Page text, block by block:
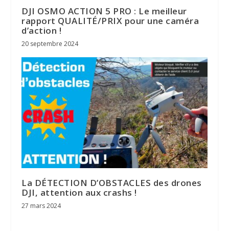
DJI OSMO ACTION 5 PRO : Le meilleur
rapport QUALITÉ/PRIX pour une caméra
d’action !
20 septembre 2024
La DÉTECTION D’OBSTACLES des drones
DJI, attention aux crashs !
27 mars 2024